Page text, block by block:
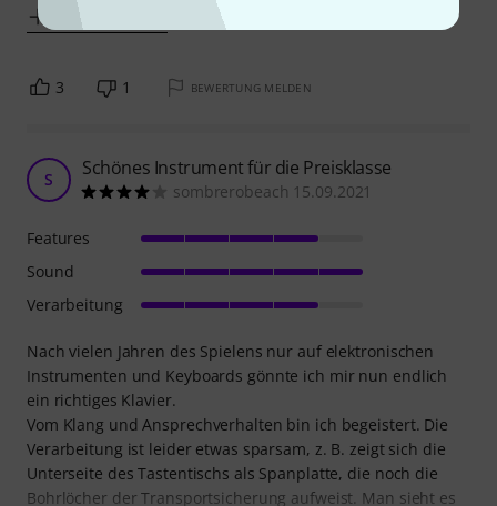
3 1 BEWERTUNG MELDEN
S Schönes Instrument für die Preisklasse
sombrerobeach 15.09.2021
Nach vielen Jahren des Spielens nur auf elektronischen
Instrumenten und Keyboards gönnte ich mir nun endlich
ein richtiges Klavier.
Vom Klang und Ansprechverhalten bin ich begeistert. Die
Verarbeitung ist leider etwas sparsam, z. B. zeigt sich die
Unterseite des Tastentischs als Spanplatte, die noch die
Bohrlöcher der Transportsicherung aufweist. Man sieht es
Features
Sound
Verarbeitung